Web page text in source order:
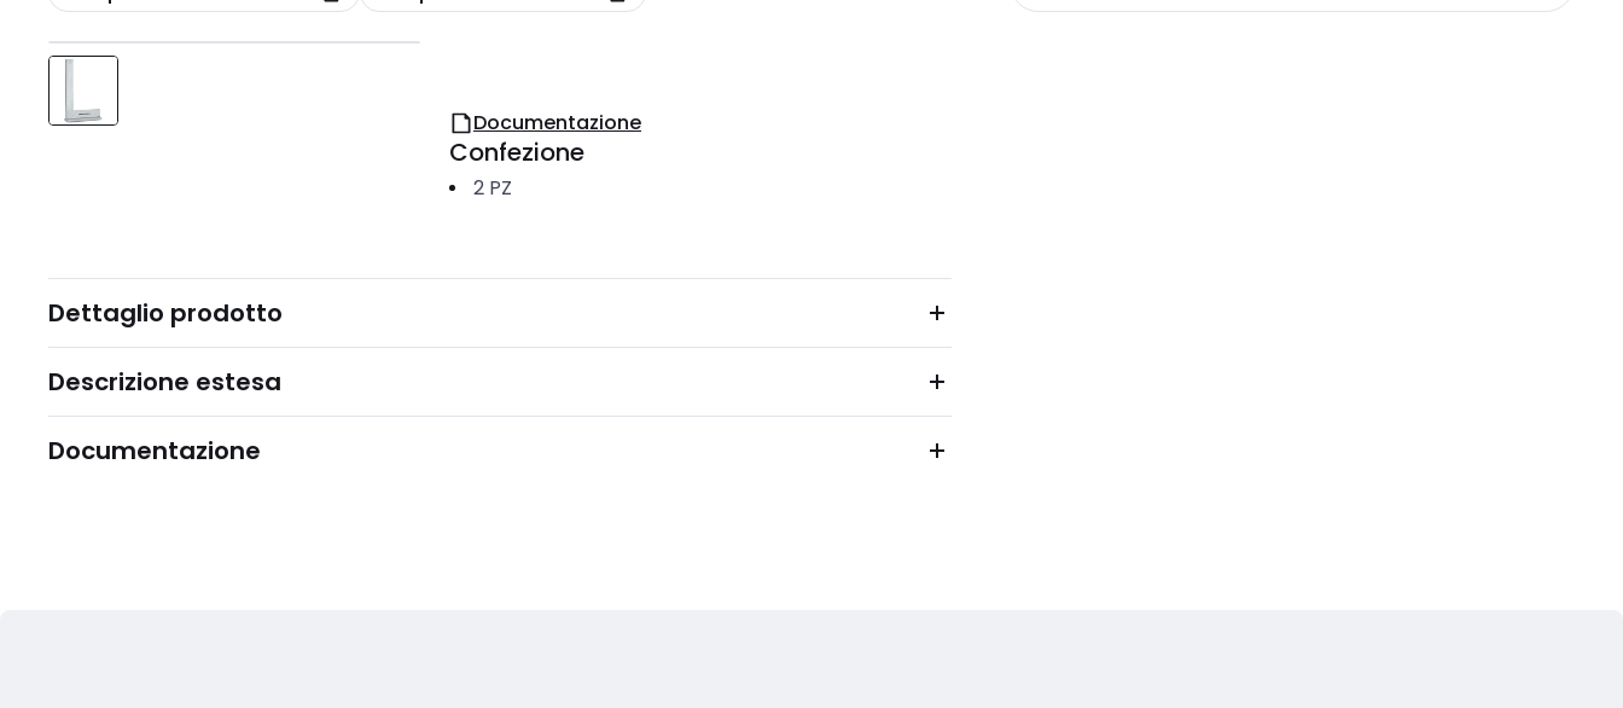
Documentazione
Confezione
2 PZ
Dettaglio prodotto
Descrizione estesa
Documentazione